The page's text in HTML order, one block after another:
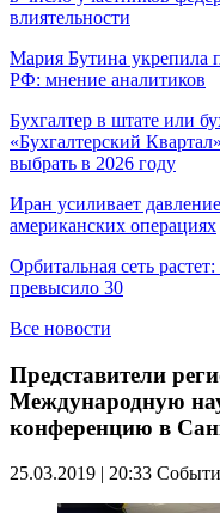
влиятельности
Мария Бутина укрепила
РФ: мнение аналитиков
Бухгалтер в штате или
«Бухгалтерский
выбрать в 2026 году
Иран усиливает
американских операциях
Орбитальная сеть
превысило 30
Все новости
Представители
Международную
конференцию в
25.03.2019 | 20:33